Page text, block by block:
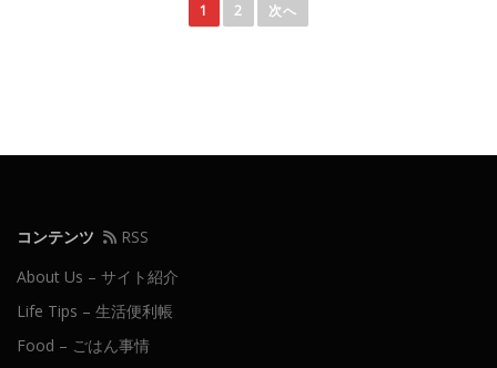
シ
1 2 次へ
コンテンツ
RSS
About Us – サイト紹介
Life Tips – 生活便利帳
Food – ごはん事情